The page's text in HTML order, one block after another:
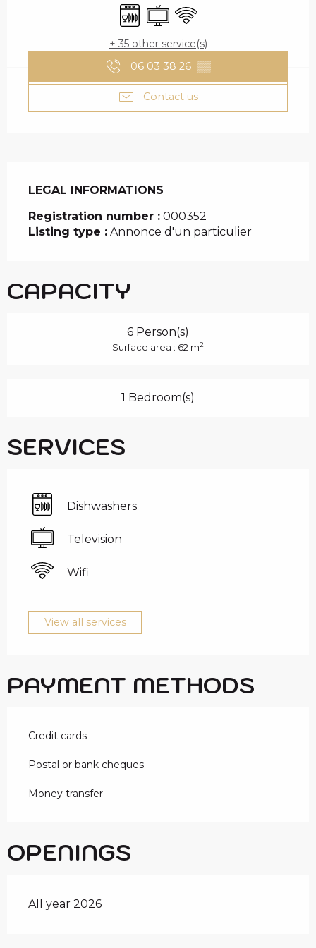
Dishwashers
Television
Wifi
+ 35 other service(s)
06 03 38 26 ▒▒
Contact us
LEGAL INFORMATIONS
LEGAL INFORMATIONS
Registration number : 000352
Listing type : Annonce d'un particulier
CAPACITY
6 Person(s)
Surface area : 62 m2
1 Bedroom(s)
SERVICES
Dishwashers
Television
Wifi
View all services
PAYMENT METHODS
Credit cards
Postal or bank cheques
Money transfer
OPENINGS
All year 2026